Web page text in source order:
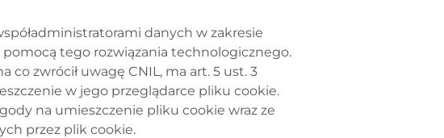
danych w zakresie
tego rozwiązania technologicznego.
zwrócił uwagę CNIL, ma art. 5 ust. 3
w jego przeglądarce pliku cookie.
na umieszczenie pliku cookie wraz ze
przez plik cookie.